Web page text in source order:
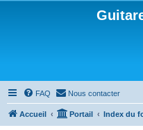
FAQ Nous contacter
Accueil Portail Index du